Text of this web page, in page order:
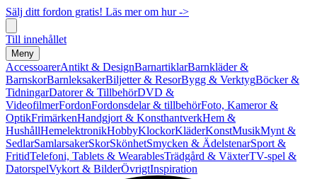
Sälj ditt fordon gratis! Läs mer om hur ->
Till innehållet
Meny
AccessoarerAntikt & DesignBarnartiklarBarnkläder &
BarnskorBarnleksakerBiljetter & ResorBygg & VerktygBöcker &
TidningarDatorer & TillbehörDVD &
VideofilmerFordonFordonsdelar & tillbehörFoto, Kameror &
OptikFrimärkenHandgjort & KonsthantverkHem &
HushållHemelektronikHobbyKlockorKläderKonstMusikMynt &
SedlarSamlarsakerSkorSkönhetSmycken & ÄdelstenarSport &
FritidTelefoni, Tablets & WearablesTrädgård & VäxterTV-spel &
DatorspelVykort & BilderÖvrigtInspiration